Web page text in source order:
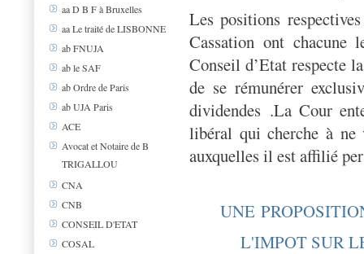
aa D B F à Bruxelles
aa Le traité de LISBONNE
ab FNUJA
ab le SAF
ab Ordre de Paris
ab UJA Paris
ACE
Avocat et Notaire de B
TRIGALLOU
CNA
CNB
CONSEIL D'ETAT
COSAL
Les positions
Cassation ont chacune
Conseil d’Etat respecte
de se rémunérer
dividendes .La Cour
libéral qui cherche à ne
auxquelles il est affilié
UNE
L'IMPOT SUR